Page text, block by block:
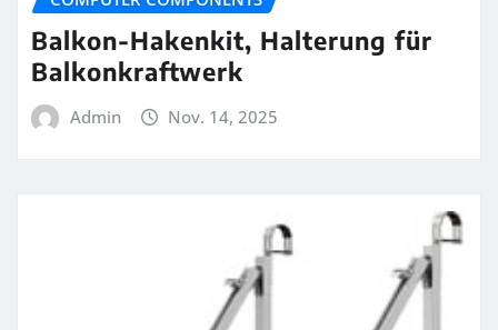
Balkon-Hakenkit, Halterung für
Balkonkraftwerk
Admin Nov. 14, 2025